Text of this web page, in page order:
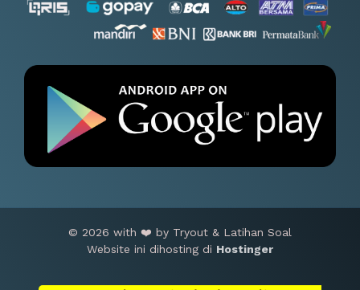
© 2026 with ❤️ by Tryout & Latihan Soal
Website ini dihosting di Hostinger